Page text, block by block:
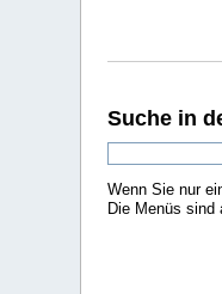
Suche in
Wenn Sie nur
Die Menüs sind